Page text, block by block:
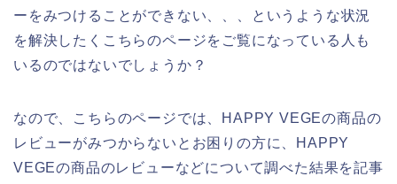
ーをみつけることができない、、、というような状況
を解決したくこちらのページをご覧になっている人も
いるのではないでしょうか？
なので、こちらのページでは、HAPPY VEGEの商品の
レビューがみつからないとお困りの方に、HAPPY
VEGEの商品のレビューなどについて調べた結果を記事